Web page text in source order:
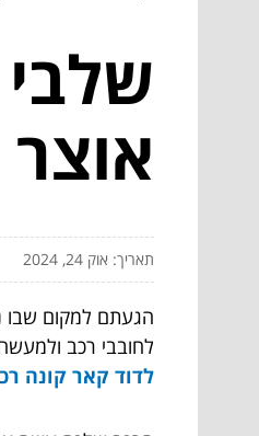
שלבי
תאריך: אוק 24, 2024
הגעתם למקום שבו
לחובבי רכב
לדוד קאר קונה